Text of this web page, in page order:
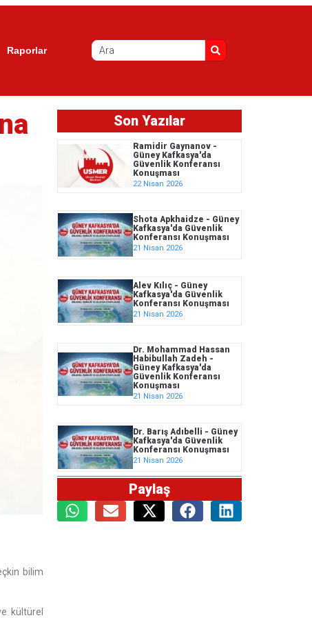
Raporlar
bilim
kültürel
Son Yazılar
Ramidir Gaynanov -
Güney Kafkasya'da
Güvenlik Konferansı
Konuşması
22 Nisan 2026
Shota Apkhaidze - Güney
Kafkasya'da Güvenlik
Konferansı Konuşması
21 Nisan 2026
Alev Kılıç - Güney
Kafkasya'da Güvenlik
Konferansı Konuşması
21 Nisan 2026
Dr. Mohammad Hassan
Habibullah Zadeh -
Güney Kafkasya'da
Güvenlik Konferansı
Konuşması
21 Nisan 2026
Dr. Barış Adıbelli - Güney
Kafkasya'da Güvenlik
Konferansı Konuşması
21 Nisan 2026
Paylaş